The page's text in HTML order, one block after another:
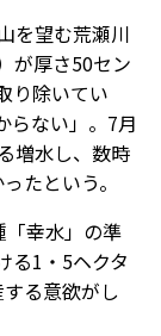
を望む荒瀬川
が厚さ50セン
り除いてい
らない」。7月
増水し、数時
たという。
幸水」の準
る1・5ヘクタ
る意欲がし